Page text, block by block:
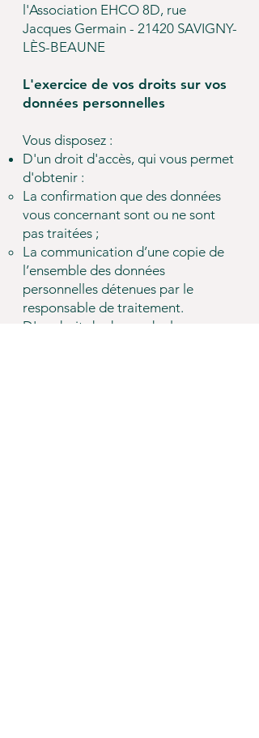
l'Association EHCO 8D, rue
Jacques Germain - 21420 SAVIGNY-
LÈS-BEAUNE
L'exercice de vos droits sur vos
données personnelles
Vous disposez :
D'un droit d'accès, qui vous permet
d'obtenir :
La confirmation que des données
vous concernant sont ou ne sont
pas traitées ;
La communication d’une copie de
l’ensemble des données
personnelles détenues par le
responsable de traitement.
D'un droit de demander la